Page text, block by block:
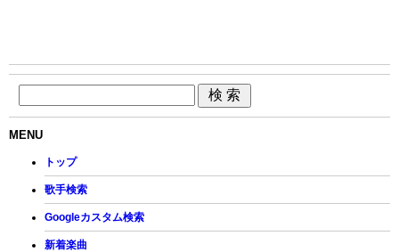
MENU
トップ
歌手検索
Googleカスタム検索
新着楽曲